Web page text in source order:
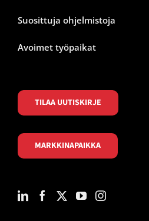
Suosittuja ohjelmistoja
Avoimet työpaikat
TILAA UUTISKIRJE
MARKKINAPAIKKA